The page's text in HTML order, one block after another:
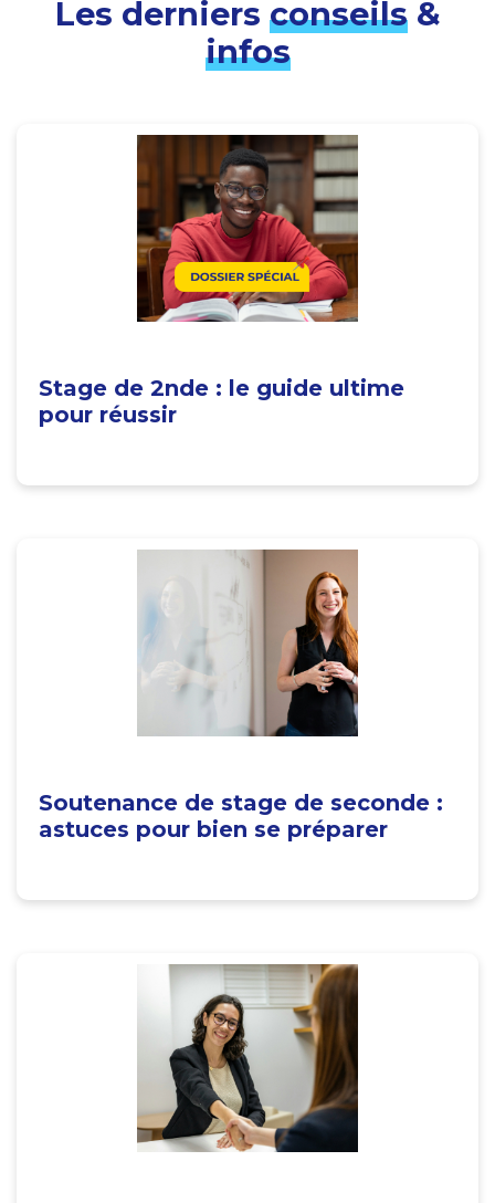
Les derniers conseils&
infos
Stage de 2nde : le guide ultime
pour réussir
Soutenance de stage de seconde :
astuces pour bien se préparer